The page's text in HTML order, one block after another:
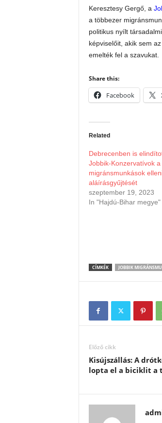
Keresztesy Gergő, a
a többezer
politikus nyílt
képviselőit, akik sem
emelték fel a szavukat.
Share this:
Facebook
Related
Debrecenben is
Jobbik-Konzervatívok a
migránsmunkások
aláírásgyűjtését
szeptember 19, 2023
In "Hajdú-Bihar megye"
CÍMKÉK JOBBIK
Előző cikk
Kisújszállás: A
lopta el a biciklit a